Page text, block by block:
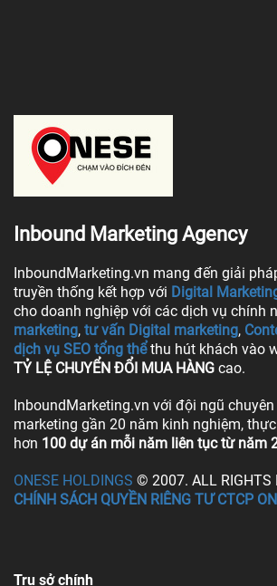
Inbound Marketing Agency
InboundMarketing.vn mang đến giải
truyền thống kết hợp với Digital
cho doanh nghiệp với các dịch vụ chính
marketing, tư vấn Digital marketing,
dịch vụ SEO tổng thể thu hút khách vào
TỶ LỆ CHUYỂN ĐỔI MUA HÀNG cao.
InboundMarketing.vn với đội ngũ
marketing gần 20 năm kinh nghiệm,
hơn 100 dự án mỗi năm liên tục từ năm
ONESE HOLDINGS © 2007. ALL RIGHTS
CHÍNH SÁCH QUYỀN RIÊNG TƯ CTCP
Trụ sở chính